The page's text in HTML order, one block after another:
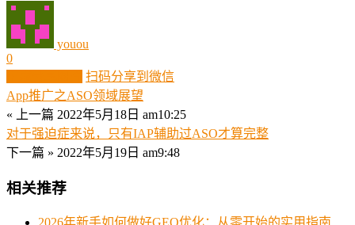
youou
0
扫码分享到微信
App推广之ASO领域展望
« 上一篇 2022年5月18日 am10:25
对于强迫症来说，只有IAP辅助过ASO才算完整
下一篇 » 2022年5月19日 am9:48
相关推荐